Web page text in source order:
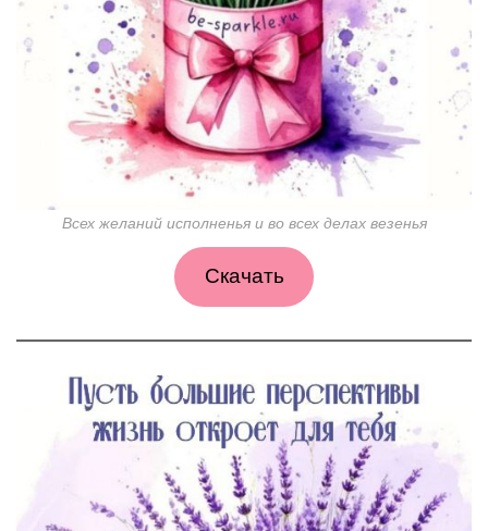
Всех желаний исполненья и во всех делах везенья
Скачать